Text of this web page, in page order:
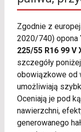
Zgodnie z
2020/740) opona
225/55 R16 99 V
szczegóły
obowiązkowe od
umożliwiają
Oceniają je pod
nawierzchni,
generowanego